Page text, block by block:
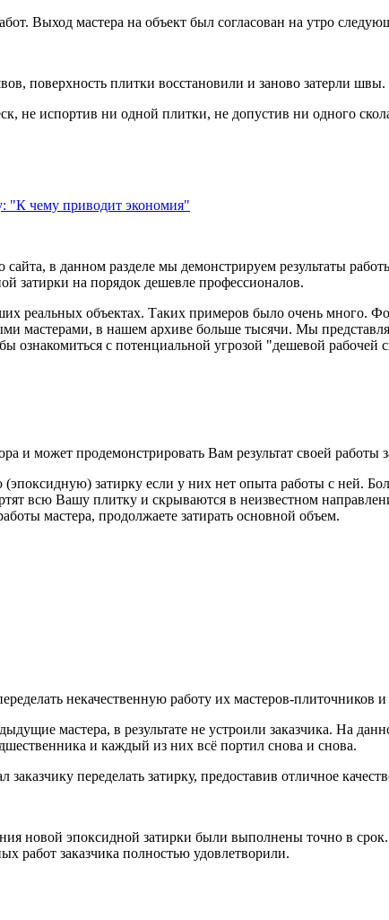
Выход мастера на объект был согласован на утро
поверхность плитки восстановили и заново затерли швы.
испортив ни одной плитки, не допустив ни одного
"К чему приводит экономия"
в данном разделе мы демонстрируем результаты
затирки на порядок дешевле профессионалов.
реальных объектах. Таких примеров было очень много.
мастерами, в нашем архиве больше тысячи. Мы
ознакомиться с потенциальной угрозой "дешевой рабочей
и может продемонстрировать Вам результат своей работы
затирку если у них нет опыта работы с ней.
всю Вашу плитку и скрываются в неизвестном
мастера, продолжаете затирать основной объем.
некачественную работу их мастеров-плиточников
мастера, в результате не устроили заказчика. На
и каждый из них всё портил снова и снова.
переделать затирку, предоставив отличное
новой эпоксидной затирки были выполнены точно в
работ заказчика полностью удовлетворили.